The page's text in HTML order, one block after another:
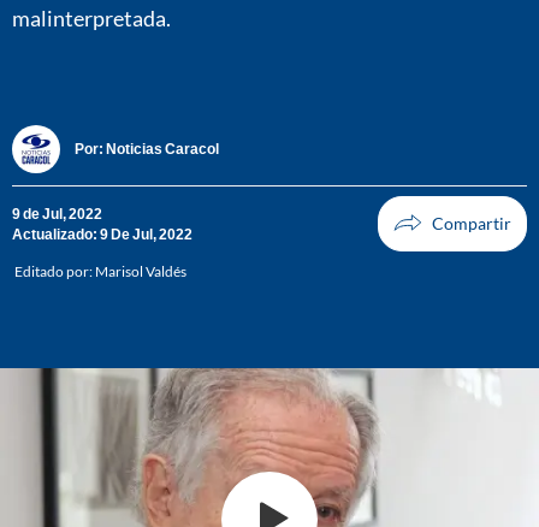
malinterpretada.
Por: Noticias Caracol
9 de Jul, 2022
Actualizado: 9 De Jul, 2022
Editado por: Marisol Valdés